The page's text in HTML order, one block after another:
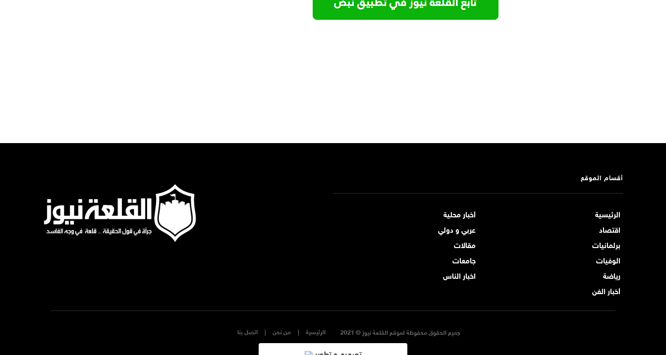
أقسام الموقع
الرئيسية
أخبار محلية
اقتصاد
عربي و دولي
برلمانيات
مقالات
الوفيات
جامعات
رياضة
اخبار الناس
أخبار الفن
جميع الحقوق محفوظة لموقع القلعة نيوز © 2021 اتصل بنا من نحن الرئيسية